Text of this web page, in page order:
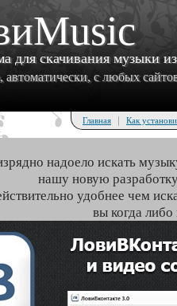
для скачивания музыки
автоматически, с любых
Главная | Как
надоело искать
нашу новую
удобнее чем
вы когда либо